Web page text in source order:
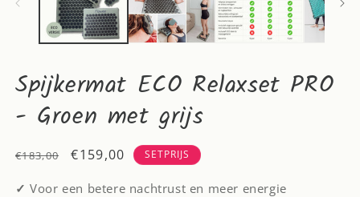
Spijkermat ECO Relaxset PRO
- Groen met grijs
Normale
€183,00 Aanbiedingsprijs
€159,00 SETPRIJS
✓ Voor een betere nachtrust en meer energie